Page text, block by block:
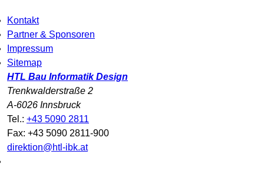
Kontakt
Partner & Sponsoren
Impressum
Sitemap
HTL Bau Informatik Design
Trenkwalderstraße 2
A-6026 Innsbruck
Tel.: +43 5090 2811
Fax: +43 5090 2811-900
direktion@htl-ibk.at